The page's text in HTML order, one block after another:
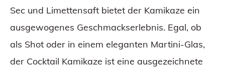
Sec und Limettensaft bietet der Kamikaze ein
ausgewogenes Geschmackserlebnis. Egal, ob
als Shot oder in einem eleganten Martini-Glas,
der Cocktail Kamikaze ist eine ausgezeichnete